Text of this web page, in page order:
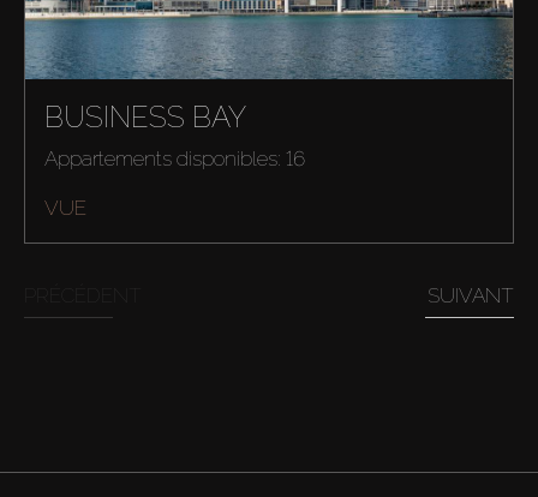
BUSINESS BAY
Appartements disponibles: 16
VUE
SUIVANT